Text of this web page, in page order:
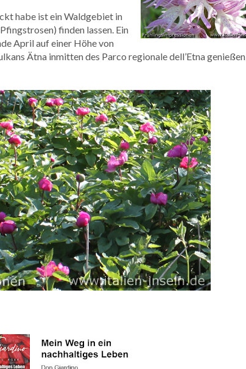
habe ist ein Waldgebiet in
finden lassen. Ein
April auf einer Höhe von
Ätna inmitten des Parco regionale dell’Etna genießen